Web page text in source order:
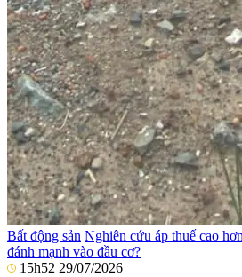
Bất động sản Nghiên cứu áp thuế cao
đánh mạnh vào đầu cơ?
15h52 29/07/2026